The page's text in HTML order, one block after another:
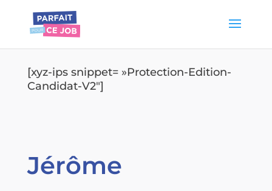
[xyz-ips snippet= »Protection-Edition-
Candidat-V2″]
Jérôme